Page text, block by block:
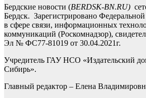
Бердские новости (BERDSK-BN.RU)
Бердск. Зарегистрировано
в сфере связи, информационных
коммуникаций (Роскомнадзор),
Эл № ФС77-81019 от 30.04.2021г.
Учредитель ГАУ НСО «Издательский
Сибирь».
Главный редактор – Елена